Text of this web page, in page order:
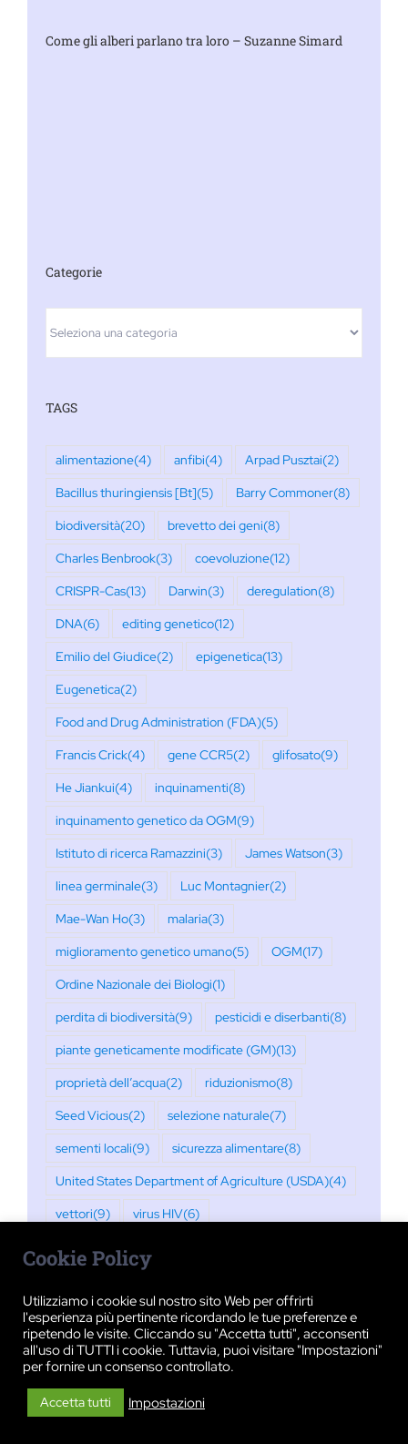
Come gli alberi parlano tra loro – Suzanne Simard
Categorie
TAGS
alimentazione(4) anfibi(4) Arpad Pusztai(2)
Bacillus thuringiensis [Bt](5) Barry Commoner(8)
biodiversità(20) brevetto dei geni(8)
Charles Benbrook(3) coevoluzione(12)
CRISPR-Cas(13) Darwin(3) deregulation(8)
DNA(6) editing genetico(12)
Emilio del Giudice(2) epigenetica(13)
Eugenetica(2)
Food and Drug Administration (FDA)(5)
Francis Crick(4) gene CCR5(2) glifosato(9)
He Jiankui(4) inquinamenti(8)
inquinamento genetico da OGM(9)
Istituto di ricerca Ramazzini(3) James Watson(3)
linea germinale(3) Luc Montagnier(2)
Mae-Wan Ho(3) malaria(3)
miglioramento genetico umano(5) OGM(17)
Ordine Nazionale dei Biologi(1)
perdita di biodiversità(9) pesticidi e diserbanti(8)
piante geneticamente modificate (GM)(13)
proprietà dell’acqua(2) riduzionismo(8)
Seed Vicious(2) selezione naturale(7)
sementi locali(9) sicurezza alimentare(8)
United States Department of Agriculture (USDA)(4)
vettori(9) virus HIV(6)
Cookie Policy
Utilizziamo i cookie sul nostro sito Web per offrirti
l'esperienza più pertinente ricordando le tue preferenze e
ripetendo le visite. Cliccando su "Accetta tutti", acconsenti
all'uso di TUTTI i cookie. Tuttavia, puoi visitare "Impostazioni"
per fornire un consenso controllato.
Accetta tutti Impostazioni